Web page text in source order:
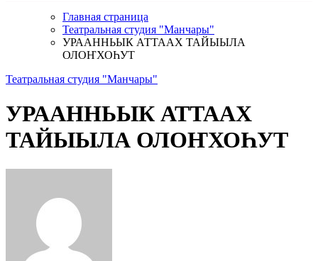
Главная страница
Театральная студия "Манчары"
УРААННЬЫК АТТААХ ТАЙЫЫЛА
ОЛОҤХОҺУТ
Театральная студия "Манчары"
УРААННЬЫК АТТААХ
ТАЙЫЫЛА ОЛОҤХОҺУТ